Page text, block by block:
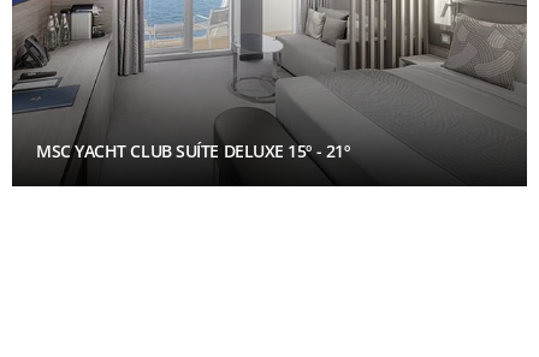
MSC YACHT CLUB SUÍTE DELUXE 15º - 21º